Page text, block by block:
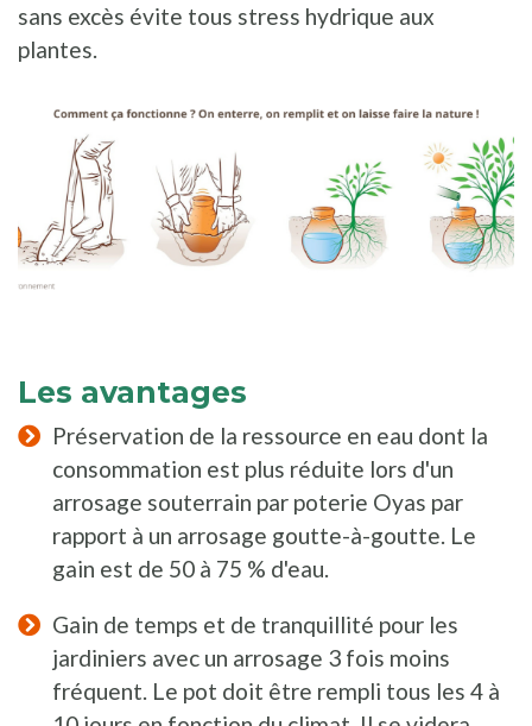
sans excès évite tous stress hydrique aux
plantes.
Les avantages
Préservation de la ressource en eau dont la
consommation est plus réduite lors d'un
arrosage souterrain par poterie Oyas par
rapport à un arrosage goutte-à-goutte. Le
gain est de 50 à 75 % d'eau.
Gain de temps et de tranquillité pour les
jardiniers avec un arrosage 3 fois moins
fréquent. Le pot doit être rempli tous les 4 à